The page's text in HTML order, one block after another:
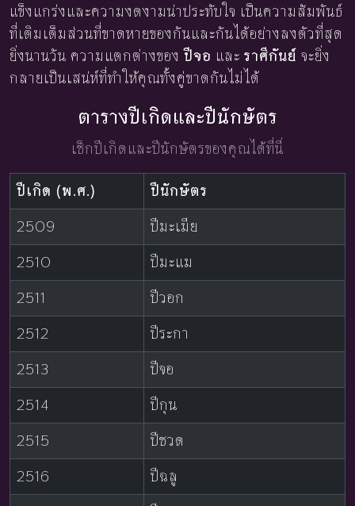
แข็งแกร่งและความงดงามน่าประทับใจ เป็นความสัมพันธ์
ที่เติมเต็มส่วนที่ขาดหายของกันและกันได้อย่างลงตัวที่สุด
ยิ่งนานวัน ความแตกต่างของปีจอ และ ราศีกันย์ จะยิ่ง
กลายเป็นเสน่ห์ที่ทำให้คุณทั้งคู่ขาดกันไม่ได้
ตารางปีเกิดและปีนักษัตร
เช็กปีเกิดและปีนักษัตรของคุณได้ที่นี่
ปีเกิด (พ.ศ.)
ปีนักษัตร
2509
ปีมะเมีย
2510
ปีมะแม
2511
ปีวอก
2512
ปีระกา
2513
ปีจอ
2514
ปีกุน
2515
ปีชวด
2516
ปีฉลู